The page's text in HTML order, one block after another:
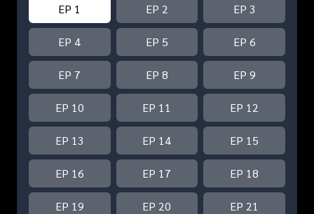
EP 1 EP 2 EP 3
EP 4 EP 5 EP 6
EP 7 EP 8 EP 9
EP 10 EP 11 EP 12
EP 13 EP 14 EP 15
EP 16 EP 17 EP 18
EP 19 EP 20 EP 21